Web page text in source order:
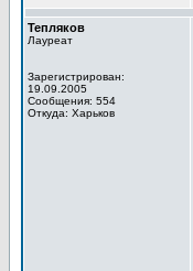
Тепляков
Лауреат
Зарегистрирован:
19.09.2005
Сообщения: 554
Откуда: Харьков